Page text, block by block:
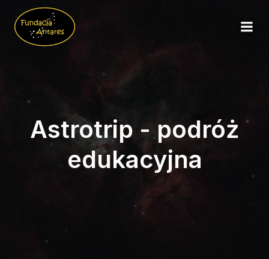
Astrotrip - podróż
edukacyjna